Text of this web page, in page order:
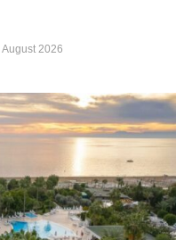
August 2026